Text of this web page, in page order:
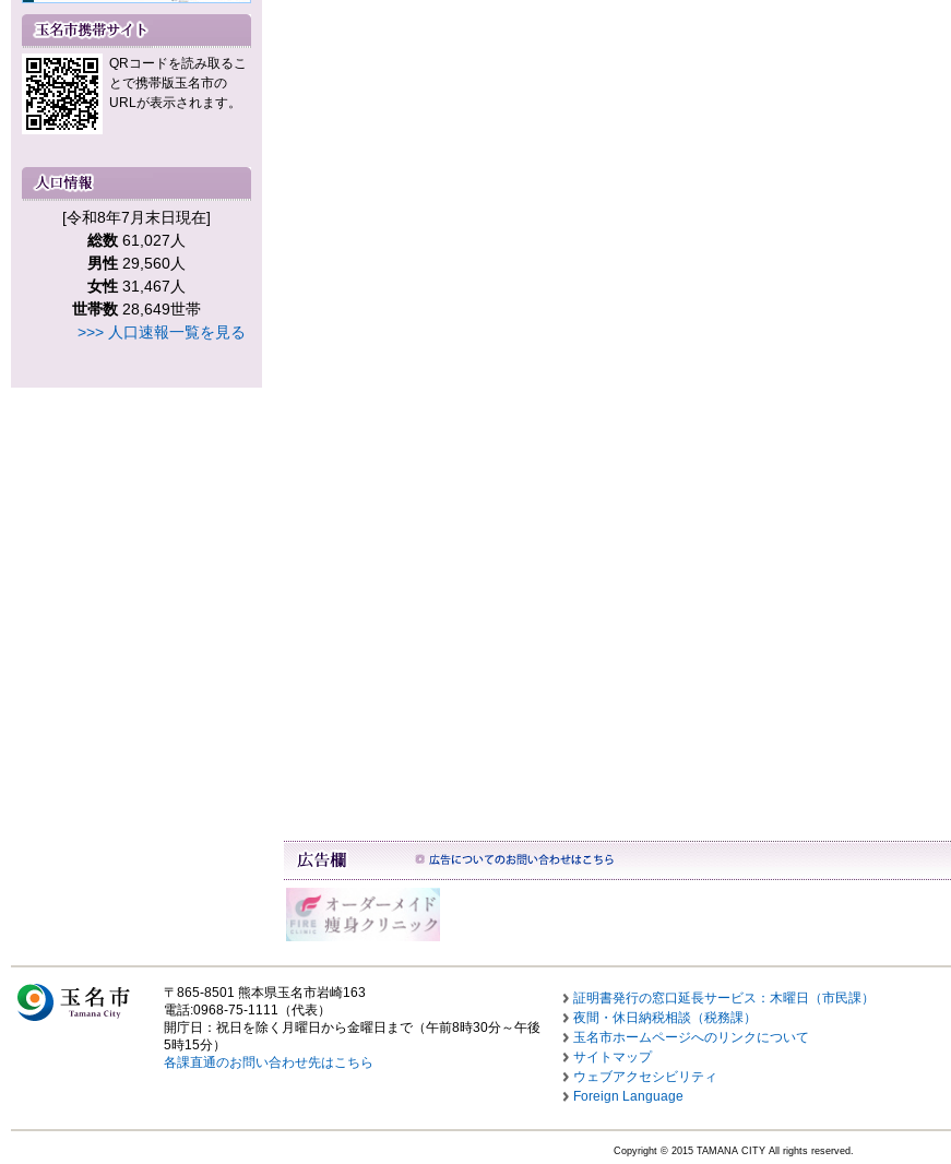
QRコードを読み取るこ
とで携帯版玉名市の
URLが表示されます。
[令和8年7月末日現在]
総数 61,027人
男性 29,560人
女性 31,467人
世帯数 28,649世帯
>>> 人口速報一覧を見る
〒865-8501 熊本県玉名市岩崎163
電話:0968-75-1111（代表）
開庁日：祝日を除く月曜日から金曜日まで（午前8時30分～午後
5時15分）
各課直通のお問い合わせ先はこちら
証明書発行の窓口延長サービス：木曜日（市民課）
夜間・休日納税相談（税務課）
玉名市ホームページへのリンクについて
サイトマップ
ウェブアクセシビリティ
Foreign Language
Copyright © 2015 TAMANA CITY All rights reserved.